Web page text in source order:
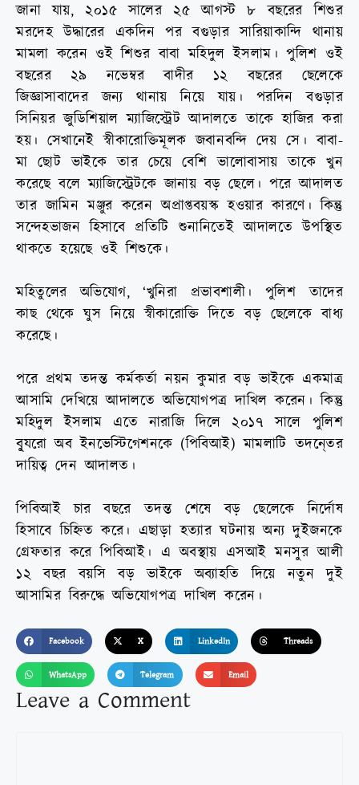
জানা যায়, ২০১৫ সালের ২৫ আগস্ট ৮ বছরের শিশুর
মরদেহ উদ্ধারের একদিন পর বগুড়ার সারিয়াকান্দি থানায়
মামলা করেন ওই শিশুর বাবা মহিদুল ইসলাম। পুলিশ ওই
বছরের ২৯ নভেম্বর বাদীর ১২ বছরের ছেলেকে
জিজ্ঞাসাবাদের জন্য থানায় নিয়ে যায়। পরদিন বগুড়ার
সিনিয়র জুডিশিয়াল ম্যাজিস্ট্রেট আদালতে তাকে হাজির করা
হয়। সেখানেই স্বীকারোক্তিমূলক জবানবন্দি দেয় সে। বাবা-
মা ছোট ভাইকে তার চেয়ে বেশি ভালোবাসায় তাকে খুন
করেছে বলে ম্যাজিস্ট্রেটকে জানায় বড় ছেলে। পরে আদালত
তার জামিন মঞ্জুর করেন অপ্রাপ্তবয়স্ক হওয়ার কারণে। কিন্তু
সন্দেহভাজন হিসাবে প্রতিটি শুনানিতেই আদালতে উপস্থিত
থাকতে হয়েছে ওই শিশুকে।
মহিতুলের অভিযোগ, ‘খুনিরা প্রভাবশালী। পুলিশ তাদের
কাছ থেকে ঘুস নিয়ে স্বীকারোক্তি দিতে বড় ছেলেকে বাধ্য
করেছে।
পরে প্রথম তদন্ত কর্মকর্তা নয়ন কুমার বড় ভাইকে একমাত্র
আসামি দেখিয়ে আদালতে অভিযোগপত্র দাখিল করেন। কিন্তু
মহিদুল ইসলাম এতে নারাজি দিলে ২০১৭ সালে পুলিশ
বু্যরো অব ইনভেস্টিগেশনকে (পিবিআই) মামলাটি তদনে্তর
দায়িত্ব দেন আদালত।
পিবিআই চার বছরে তদন্ত শেষে বড় ছেলেকে নির্দোষ
হিসাবে চিহ্নিত করে। এছাড়া হত্যার ঘটনায় অন্য দুইজনকে
গ্রেফতার করে পিবিআই। এ অবস্থায় এসআই মনসুর আলী
১২ বছর বয়সি বড় ভাইকে অব্যাহতি দিয়ে নতুন দুই
আসামির বিরুদ্ধে অভিযোগপত্র দাখিল করেন।
Facebook X LinkedIn Threads
WhatsApp Telegram Email
Leave a Comment